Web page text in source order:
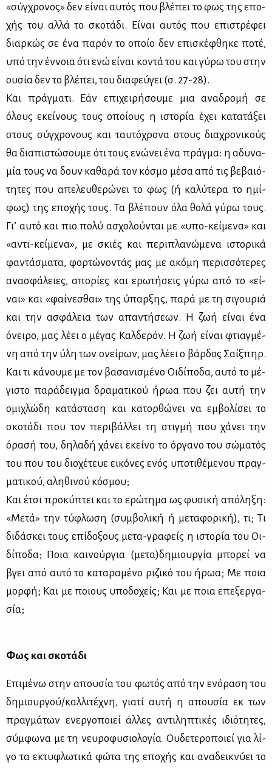
«σύγ­χρο­νος» δεν εί­ναι αυ­τός που βλέ­πει το φως της επο­
χής του αλ­λά το σκο­τά­δι. Εί­ναι αυ­τός που επι­στρέ­φει
διαρ­κώς σε ένα πα­ρόν το οποίο δεν επι­σκέ­φθη­κε πο­τέ,
υπό την έν­νοια ότι ενώ εί­ναι κο­ντά του και γύ­ρω του στην
ου­σία δεν το βλέ­πει, του δια­φεύ­γει (σ. 27-28).
Και πράγ­μα­τι. Εάν επι­χει­ρή­σου­με μια ανα­δρο­μή σε
όλους εκεί­νους τους οποί­ους η ιστο­ρία έχει κα­τα­τά­ξει
στους σύγ­χρο­νους και ταυ­τό­χρο­να στους δια­χρο­νι­κούς
θα δια­πι­στώ­σου­με ότι τους ενώ­νει ένα πράγ­μα: η αδυ­να­
μία τους να δουν κα­θα­ρά τον κό­σμο μέ­σα από τις βε­βαιό­
τη­τες που απε­λευ­θε­ρώ­νει το φως (ή κα­λύ­τε­ρα το ημί­
φως) της επο­χής τους. Τα βλέ­πουν όλα θο­λά γύ­ρω τους.
Γι’ αυ­τό και πιο πο­λύ ασχο­λού­νται με «υπο-κεί­με­να» και
«αντι-κεί­με­να», με σκιές και πε­ρι­πλα­νώ­με­να ιστο­ρι­κά
φα­ντά­σμα­τα, φορ­τώ­νο­ντάς μας με ακό­μη πε­ρισ­σό­τε­ρες
ανα­σφά­λειες, απο­ρί­ες και ερω­τή­σεις γύ­ρω από το «εί­
ναι» και «φαί­νε­σθαι» της ύπαρ­ξης, πα­ρά με τη σι­γου­ριά
και την ασφά­λεια των απα­ντή­σε­ων. Η ζωή εί­ναι ένα
όνει­ρο, μας λέ­ει ο μέ­γας Καλ­δε­ρόν. Η ζωή εί­ναι φτιαγ­μέ­
νη από την ύλη των ονεί­ρων, μας λέ­ει ο βάρ­δος Σαίξ­πηρ.
Και τι κά­νου­με με τον βα­σα­νι­σμέ­νο Οι­δί­πο­δα, αυ­τό το μέ­
γι­στο πα­ρά­δειγ­μα δρα­μα­τι­κού ήρωα που ζει αυ­τή την
ομι­χλώ­δη κα­τά­στα­ση και κα­τορ­θώ­νει να εμ­βο­λί­σει το
σκο­τά­δι που τον πε­ρι­βάλ­λει τη στιγ­μή που χά­νει την
όρα­σή του, δη­λα­δή χά­νει εκεί­νο το όρ­γα­νο του σώ­μα­τός
του που του διο­χέ­τευε ει­κό­νες ενός υπο­τι­θέ­με­νου πραγ­
μα­τι­κού, αλη­θι­νού κό­σμου;
Και έτσι προ­κύ­πτει και το ερώ­τη­μα ως φυ­σι­κή από­λη­ξη:
«Με­τά» την τύ­φλω­ση (συμ­βο­λι­κή ή με­τα­φο­ρι­κή), τι; Τι
δι­δά­σκει τους επί­δο­ξους με­τα-γρα­φείς η ιστο­ρία του Οι­
δί­πο­δα; Ποια και­νούρ­για (με­τα)δη­μιουρ­γία μπο­ρεί να
βγει από αυ­τό το κα­τα­ρα­μέ­νο ρι­ζι­κό του ήρωα; Με ποια
μορ­φή; Και με ποιους υπο­δο­χείς; Και με ποια επε­ξερ­γα­
σία;
Φως και σκο­τά­δι
Επι­μέ­νω στην απου­σία του φω­τός από την ενό­ρα­ση του
δη­μιουρ­γού/καλ­λι­τέ­χνη, για­τί αυ­τή η απου­σία εκ των
πραγ­μά­των ενερ­γο­ποιεί άλ­λες αντι­λη­πτι­κές ιδιό­τη­τες,
σύμ­φω­να με τη νευ­ρο­φυ­σιο­λο­γία. Ου­δε­τε­ρο­ποιεί για λί­
γο τα εκτυ­φλω­τι­κά φώ­τα της επο­χής και ανα­δει­κνύ­ει το